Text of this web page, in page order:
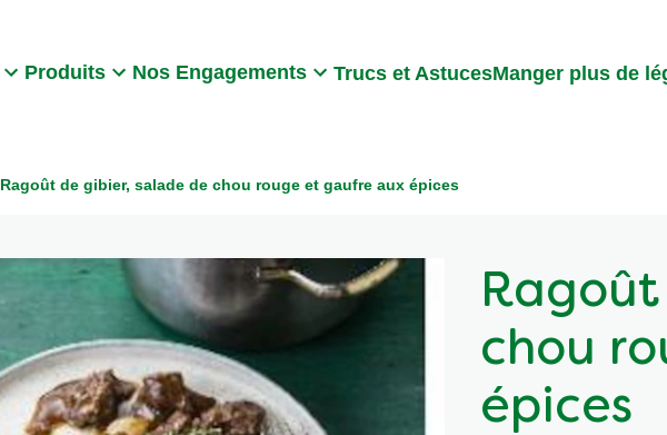
Produits Nos Engagements Trucs et AstucesManger plus de
Ragoût de gibier, salade de chou rouge et gaufre aux épices
chou
épices